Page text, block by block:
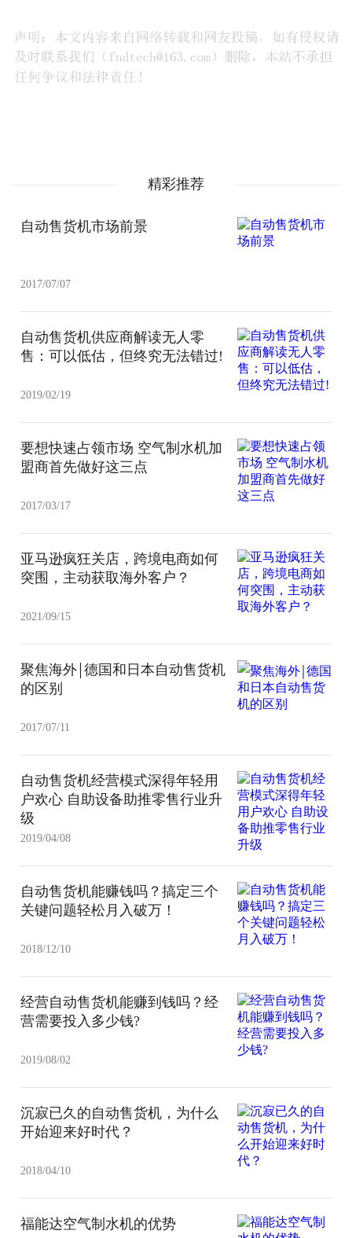
精彩推荐
自动售货机市场前景
2017/07/07
自动售货机供应商解读无人零
售：可以低估，但终究无法错过!
2019/02/19
要想快速占领市场 空气制水机加
盟商首先做好这三点
2017/03/17
亚马逊疯狂关店，跨境电商如何
突围，主动获取海外客户？
2021/09/15
聚焦海外￨德国和日本自动售货机
的区别
2017/07/11
自动售货机经营模式深得年轻用
户欢心 自助设备助推零售行业升
级
2019/04/08
自动售货机能赚钱吗？搞定三个
关键问题轻松月入破万！
2018/12/10
经营自动售货机能赚到钱吗？经
营需要投入多少钱?
2019/08/02
沉寂已久的自动售货机，为什么
开始迎来好时代？
2018/04/10
福能达空气制水机的优势